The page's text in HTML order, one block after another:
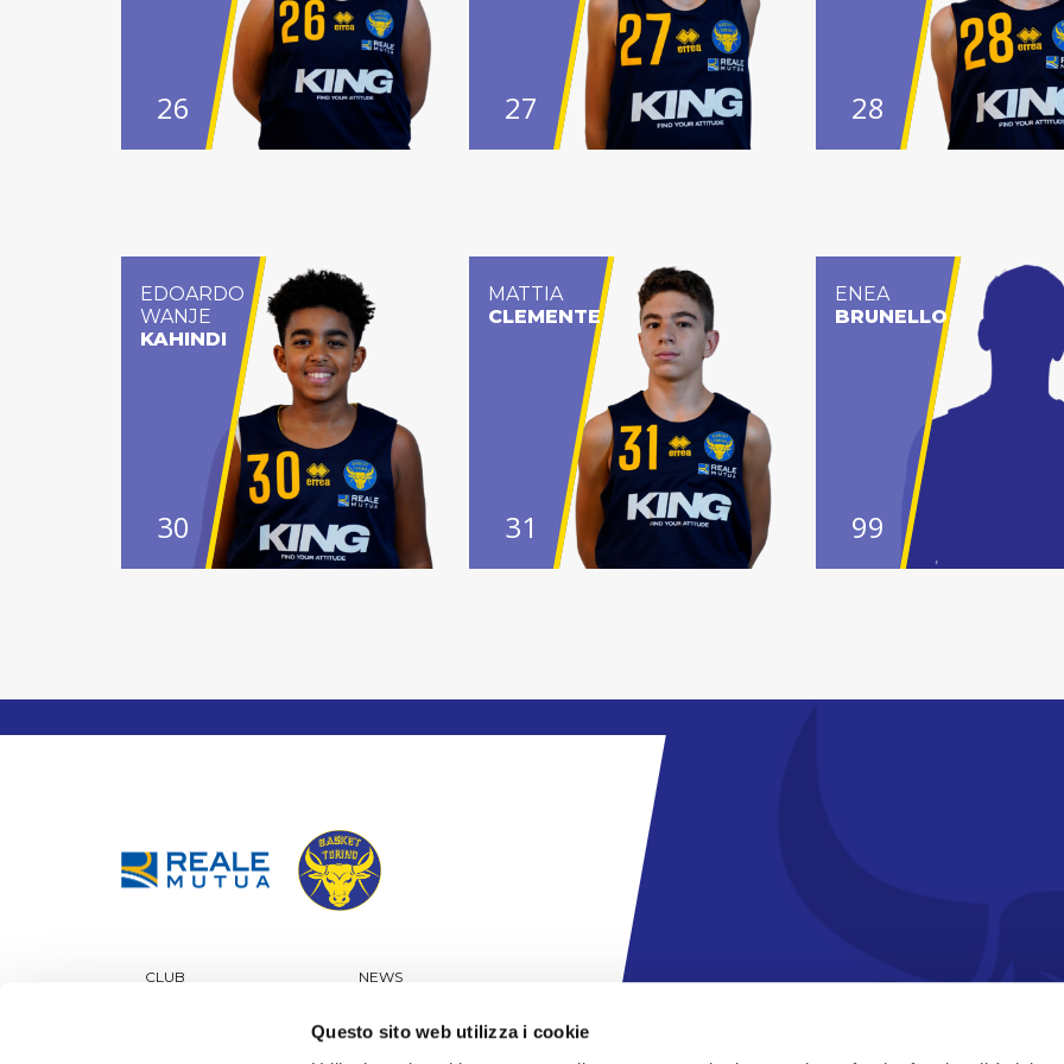
Questo sito web utilizza i cookie
26 27 28
EDOARDO
WANJE
KAHINDI
30
MATTIA
CLEMENTE
31
ENEA
BRUNELLO
99
CLUB
NEWS
SCHOOL CUP